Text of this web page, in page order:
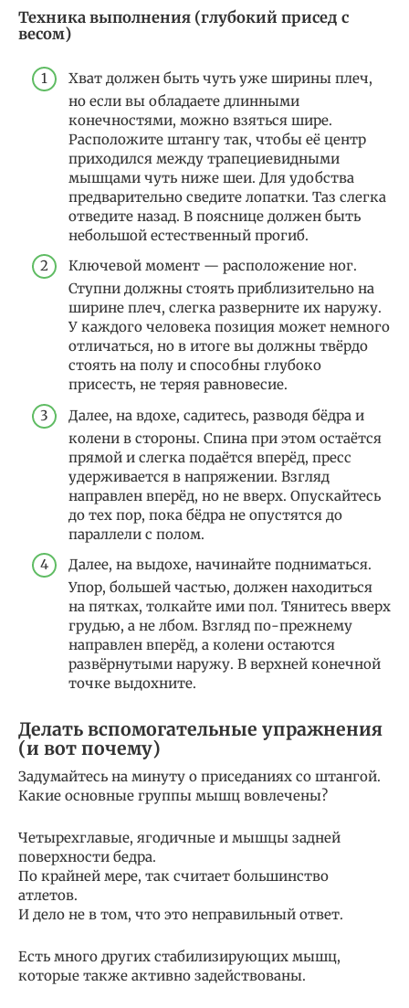
Техника выполнения (глубокий присед с
весом)
Хват должен быть чуть уже ширины плеч,
но если вы обладаете длинными
конечностями, можно взяться шире.
Расположите штангу так, чтобы её центр
приходился между трапециевидными
мышцами чуть ниже шеи. Для удобства
предварительно сведите лопатки. Таз слегка
отведите назад. В пояснице должен быть
небольшой естественный прогиб.
Ключевой момент — расположение ног.
Ступни должны стоять приблизительно на
ширине плеч, слегка разверните их наружу.
У каждого человека позиция может немного
отличаться, но в итоге вы должны твёрдо
стоять на полу и способны глубоко
присесть, не теряя равновесие.
Далее, на вдохе, садитесь, разводя бёдра и
колени в стороны. Спина при этом остаётся
прямой и слегка подаётся вперёд, пресс
удерживается в напряжении. Взгляд
направлен вперёд, но не вверх. Опускайтесь
до тех пор, пока бёдра не опустятся до
параллели с полом.
Далее, на выдохе, начинайте подниматься.
Упор, большей частью, должен находиться
на пятках, толкайте ими пол. Тянитесь вверх
грудью, а не лбом. Взгляд по-прежнему
направлен вперёд, а колени остаются
развёрнутыми наружу. В верхней конечной
точке выдохните.
Делать вспомогательные упражнения
(и вот почему)
Задумайтесь на минуту о приседаниях со штангой.
Какие основные группы мышц вовлечены?
Четырехглавые, ягодичные и мышцы задней
поверхности бедра.
По крайней мере, так считает большинство
атлетов.
И дело не в том, что это неправильный ответ.
Есть много других стабилизирующих мышц,
которые также активно задействованы.